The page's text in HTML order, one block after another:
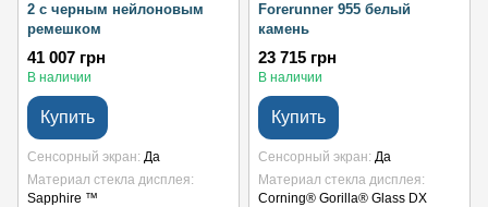
2 с черным нейлоновым
ремешком
41 007 грн
В наличии
Купить
Сенсорный экран Да
Материал стекла дисплея
Sapphire ™
Forerunner 955 белый
камень
23 715 грн
В наличии
Купить
Сенсорный экран Да
Материал стекла дисплея
Corning® Gorilla® Glass DX